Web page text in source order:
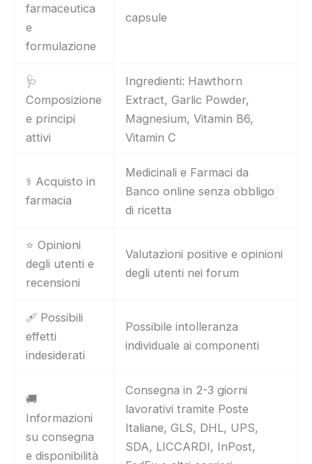
farmaceutica
e
formulazione
capsule
🩺
Composizione
e principi
attivi
Ingredienti: Hawthorn
Extract, Garlic Powder,
Magnesium, Vitamin B6,
Vitamin C
⚕️ Acquisto in
farmacia
Medicinali e Farmaci da
Banco online senza obbligo
di ricetta
⭐ Opinioni
degli utenti e
recensioni
Valutazioni positive e opinioni
degli utenti nei forum
🩹 Possibili
effetti
indesiderati
Possibile intolleranza
individuale ai componenti
🚚
Informazioni
su consegna
e disponibilità
Consegna in 2-3 giorni
lavorativi tramite Poste
Italiane, GLS, DHL, UPS,
SDA, LICCARDI, InPost,